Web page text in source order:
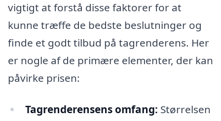
vigtigt at forstå disse faktorer for at
kunne træffe de bedste beslutninger og
finde et godt tilbud på tagrenderens. Her
er nogle af de primære elementer, der kan
påvirke prisen:
Tagrenderensens omfang: Størrelsen